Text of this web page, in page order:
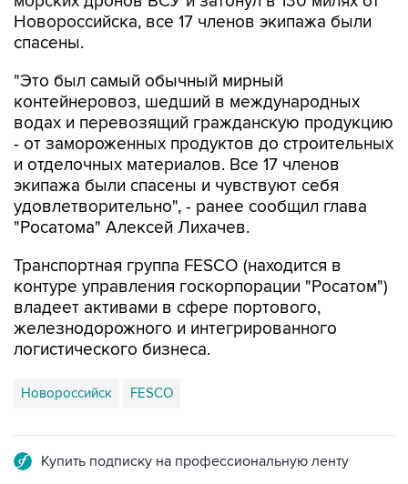
Новороссийска, все 17 членов экипажа были
спасены.
"Это был самый обычный мирный
контейнеровоз, шедший в международных
водах и перевозящий гражданскую продукцию
- от замороженных продуктов до строительных
и отделочных материалов. Все 17 членов
экипажа были спасены и чувствуют себя
удовлетворительно", - ранее сообщил глава
"Росатома" Алексей Лихачев.
Транспортная группа FESCO (находится в
контуре управления госкорпорации "Росатом")
владеет активами в сфере портового,
железнодорожного и интегрированного
логистического бизнеса.
Новороссийск FESCO
Купить подписку на профессиональную ленту